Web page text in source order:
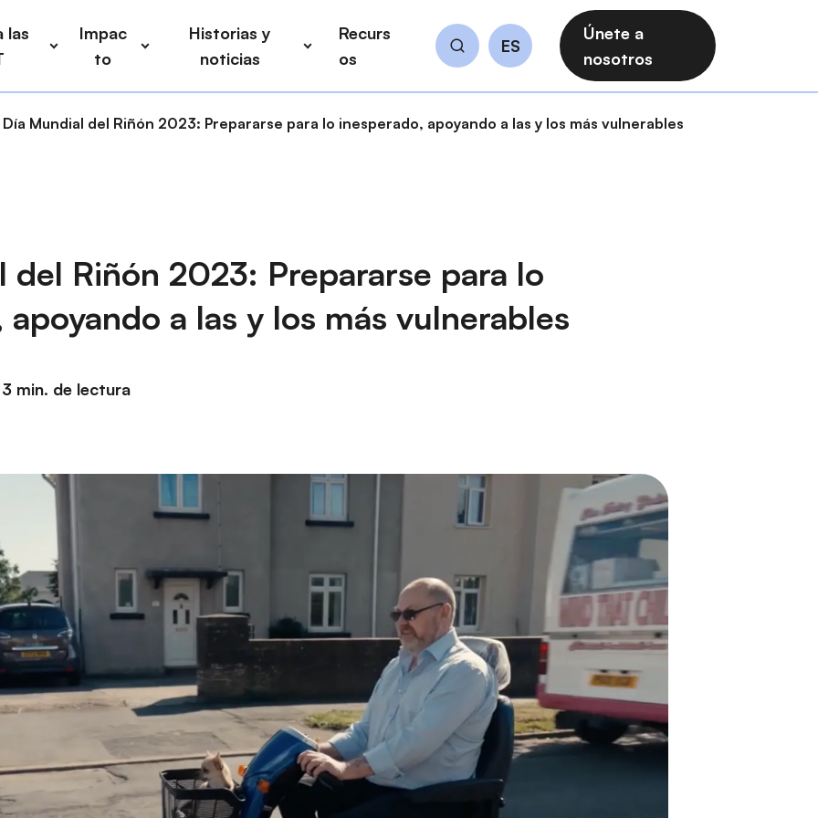
las
Impac
to
Historias y
noticias
Recurs
os
Buscar
ES
Únete a
nosotros
Día Mundial del Riñón 2023: Prepararse para lo inesperado, apoyando a las y los más vulnerables
del Riñón 2023: Prepararse para lo
apoyando a las y los más vulnerables
3 min. de lectura